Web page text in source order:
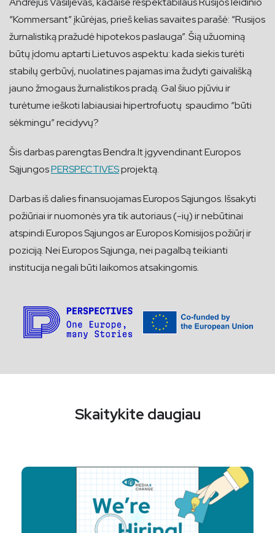
“Kommersant” įkūrėjas, prieš kelias savaites parašė: “Rusijos
žurnalistiką pražudė hipotekos paslauga”. Šią užuominą
būtų įdomu aptarti Lietuvos aspektu: kada siekis turėti
stabilų gerbūvį, nuolatines pajamas ima žudyti gaivališką
jauno žmogaus žurnalistikos pradą. Gal šiuo pjūviu ir
turėtume ieškoti labiausiai hipertrofuotų spaudimo “būti
sėkmingu” recidyvų?
Šis darbas parengtas Bendra.lt įgyvendinant Europos
SąjungosPERSPECTIVESprojektą.
Darbas iš dalies finansuojamas Europos Sąjungos. Išsakyti
požiūriai ir nuomonės yra tik autoriaus (-ių) ir nebūtinai
atspindi Europos Sąjungos ar Europos Komisijos požiūrį ir
poziciją. Nei Europos Sąjunga, nei pagalbą teikianti
institucija negali būti laikomos atsakingomis.
Skaitykite daugiau